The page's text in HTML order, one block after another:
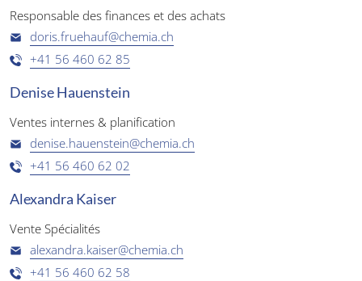
Responsable des finances et des achats
doris.fruehauf@chemia.ch
+41 56 460 62 85
Denise Hauenstein
Ventes internes & planification
denise.hauenstein@chemia.ch
+41 56 460 62 02
Alexandra Kaiser
Vente Spécialités
alexandra.kaiser@chemia.ch
+41 56 460 62 58